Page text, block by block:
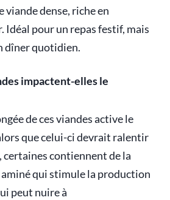
viande dense, riche en
Idéal pour un repas festif, mais
dîner quotidien.
impactent-elles le
de ces viandes active le
que celui-ci devrait ralentir
certaines contiennent de la
qui stimule la production
peut nuire à